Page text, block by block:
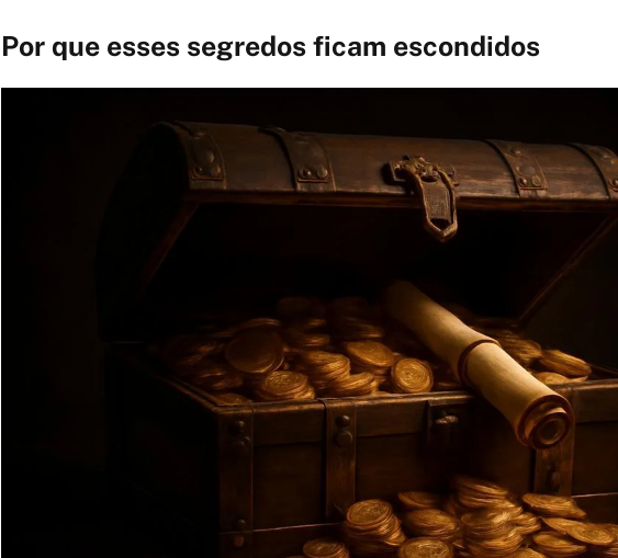
Por que esses segredos ficam escondidos